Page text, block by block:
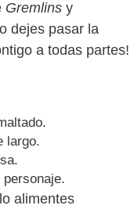
Gremlins y
dejes pasar la
a todas partes!
largo.
alimentes